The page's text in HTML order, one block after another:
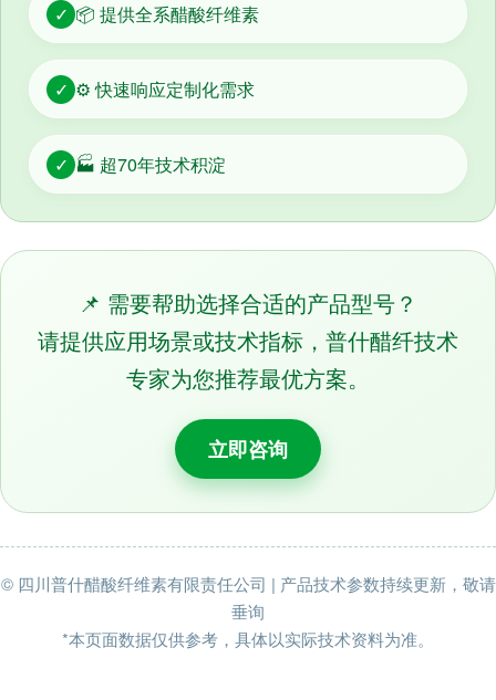
✓ 📦 提供全系醋酸纤维素
✓ ⚙️ 快速响应定制化需求
✓ 🏭 超70年技术积淀
📌 需要帮助选择合适的产品型号？
请提供应用场景或技术指标，普什醋纤技术
专家为您推荐最优方案。
立即咨询
© 四川普什醋酸纤维素有限责任公司 | 产品技术参数持续更新，敬请
垂询
*本页面数据仅供参考，具体以实际技术资料为准。